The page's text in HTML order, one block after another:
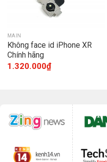
MAIN
Không face id iPhone XR
Chính hãng
1.320.000₫